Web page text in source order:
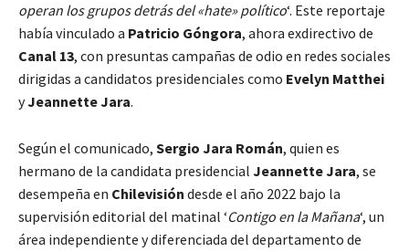
operan los grupos detrás del «hate» político‘. Este reportaje
había vinculado a Patricio Góngora, ahora exdirectivo de
Canal 13, con presuntas campañas de odio en redes sociales
dirigidas a candidatos presidenciales como Evelyn Matthei
yJeannette Jara.
Según el comunicado, Sergio Jara Román, quien es
hermano de la candidata presidencial Jeannette Jara, se
desempeña en Chilevisión desde el año 2022 bajo la
supervisión editorial del matinal ‘Contigo en la Mañana‘, un
área independiente y diferenciada del departamento de